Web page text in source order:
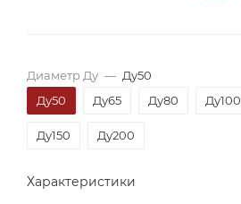
Диаметр Ду — Ду50
Ду50
Ду65 Ду80 Ду100
Ду150 Ду200
Характеристики